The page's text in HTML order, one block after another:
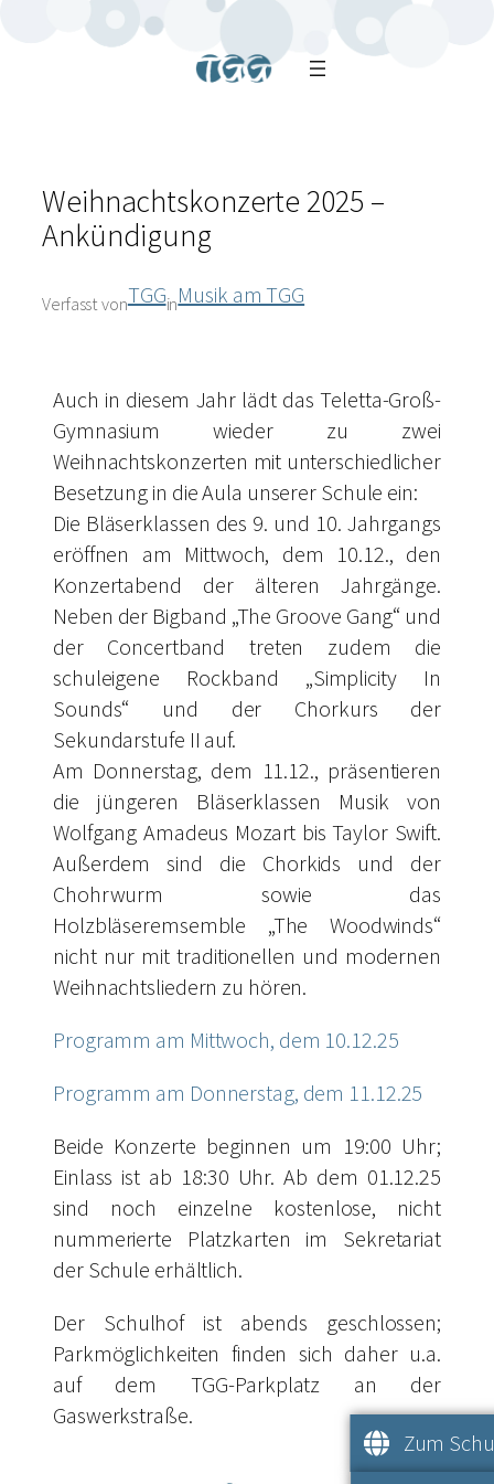
Weihnachtskonzerte 2025 –
Ankündigung
Verfasst vonTGGinMusik am TGG
Auch in diesem Jahr lädt das Teletta-Groß-
Gymnasium wieder zu zwei
Weihnachtskonzerten mit unterschiedlicher
Besetzung in die Aula unserer Schule ein:
Die Bläserklassen des 9. und 10. Jahrgangs
eröffnen am Mittwoch, dem 10.12., den
Konzertabend der älteren Jahrgänge.
Neben der Bigband „The Groove Gang“ und
der Concertband treten zudem die
schuleigene Rockband „Simplicity In
Sounds“ und der Chorkurs der
Sekundarstufe II auf.
Am Donnerstag, dem 11.12., präsentieren
die jüngeren Bläserklassen Musik von
Wolfgang Amadeus Mozart bis Taylor Swift.
Außerdem sind die Chorkids und der
Chohrwurm sowie das
Holzbläseremsemble „The Woodwinds“
nicht nur mit traditionellen und modernen
Weihnachtsliedern zu hören.
Programm am Mittwoch, dem 10.12.25
Programm am Donnerstag, dem 11.12.25
Beide Konzerte beginnen um 19:00 Uhr;
Einlass ist ab 18:30 Uhr. Ab dem 01.12.25
sind noch einzelne kostenlose, nicht
nummerierte Platzkarten im Sekretariat
der Schule erhältlich.
Der Schulhof ist abends geschlossen;
Parkmöglichkeiten finden sich daher u.a.
auf dem TGG-Parkplatz an der
Gaswerkstraße.
Zum